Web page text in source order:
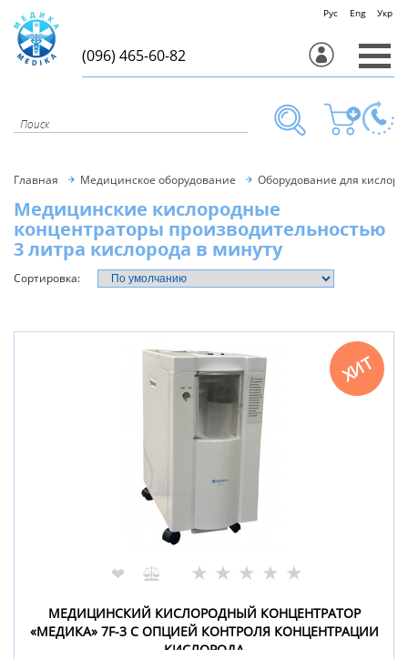
Рус Eng Укр
(096) 465-60-82
Главная Медицинское оборудование Оборудование для
Медицинские кислородные
концентраторы производительностью
3 литра кислорода в минуту
Сортировка:
ХИТ
❤ ★ ★ ★ ★ ★
МЕДИЦИНСКИЙ КИСЛОРОДНЫЙ КОНЦЕНТРАТОР
«МЕДИКА» 7F-3 С ОПЦИЕЙ КОНТРОЛЯ КОНЦЕНТРАЦИИ
КИСЛОРОДА